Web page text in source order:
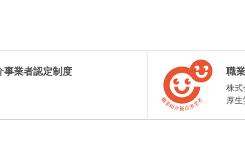
事業者認定制度 職
株式
厚生